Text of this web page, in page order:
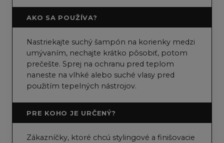
AKO SA POUŽÍVA?
Nastriekajte suchý šampón na korienky medzi
umývaním, nechajte krátko pôsobiť, potom
prečešte. Sprej na ochranu pred teplom
naneste na vlhké alebo suché vlasy pred
použitím tepelných nástrojov.
PRE KOHO JE URČENÝ?
Zákazníčky, ktoré chcú stylingové a finišovacie